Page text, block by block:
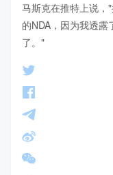
马斯克在推特上说，
的NDA，因为我透
了。"